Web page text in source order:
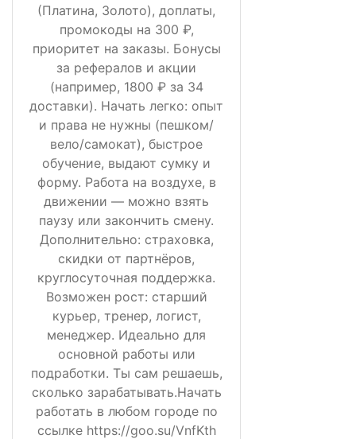
(Платина, Золото), доплаты,
промокоды на 300 ₽,
приоритет на заказы. Бонусы
за рефералов и акции
(например, 1800 ₽ за 34
доставки). Начать легко: опыт
и права не нужны (пешком/
вело/самокат), быстрое
обучение, выдают сумку и
форму. Работа на воздухе, в
движении — можно взять
паузу или закончить смену.
Дополнительно: страховка,
скидки от партнёров,
круглосуточная поддержка.
Возможен рост: старший
курьер, тренер, логист,
менеджер. Идеально для
основной работы или
подработки. Ты сам решаешь,
сколько зарабатывать.Начать
работать в любом городе по
ссылке https://goo.su/VnfKth